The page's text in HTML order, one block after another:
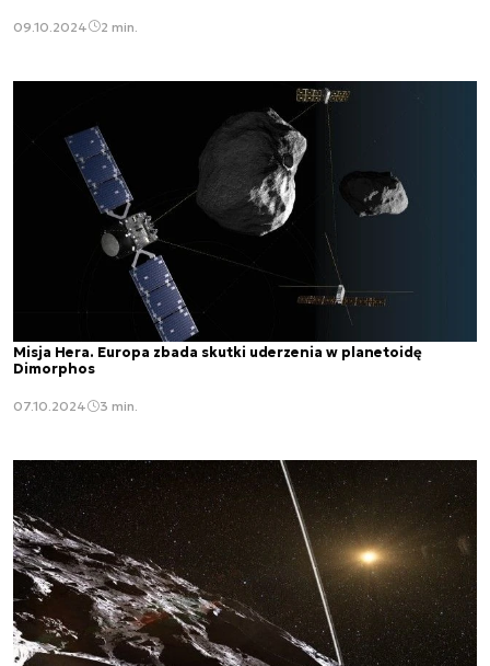
09.10.2024 2 min.
Misja Hera. Europa zbada skutki uderzenia w planetoidę
Dimorphos
07.10.2024 3 min.